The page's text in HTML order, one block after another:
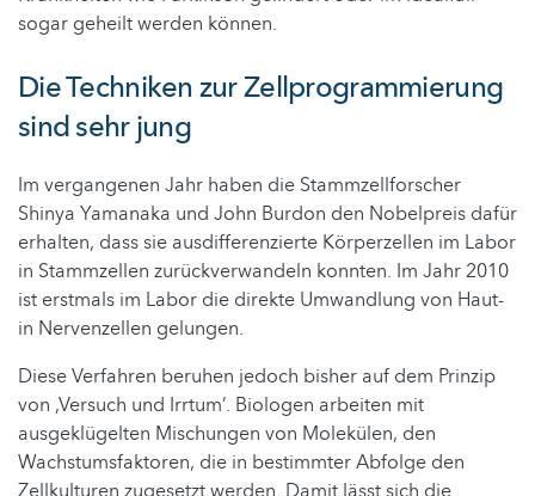
sogar geheilt werden können.
Die Techniken zur Zellprogrammierung
sind sehr jung
Im vergangenen Jahr haben die Stammzellforscher
Shinya Yamanaka und John Burdon den Nobelpreis dafür
erhalten, dass sie ausdifferenzierte Körperzellen im Labor
in Stammzellen zurückverwandeln konnten. Im Jahr 2010
ist erstmals im Labor die direkte Umwandlung von Haut-
in Nervenzellen gelungen.
Diese Verfahren beruhen jedoch bisher auf dem Prinzip
von ‚Versuch und Irrtum’. Biologen arbeiten mit
ausgeklügelten Mischungen von Molekülen, den
Wachstumsfaktoren, die in bestimmter Abfolge den